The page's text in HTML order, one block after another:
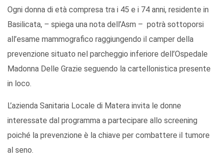
Ogni donna di età compresa tra i 45 e i 74 anni, residente in
Basilicata, – spiega una nota dell’Asm – potrà sottoporsi
all’esame mammografico raggiungendo il camper della
prevenzione situato nel parcheggio inferiore dell’Ospedale
Madonna Delle Grazie seguendo la cartellonistica presente
in loco.
L’azienda Sanitaria Locale di Matera invita le donne
interessate dal programma a partecipare allo screening
poiché la prevenzione è la chiave per combattere il tumore
al seno.